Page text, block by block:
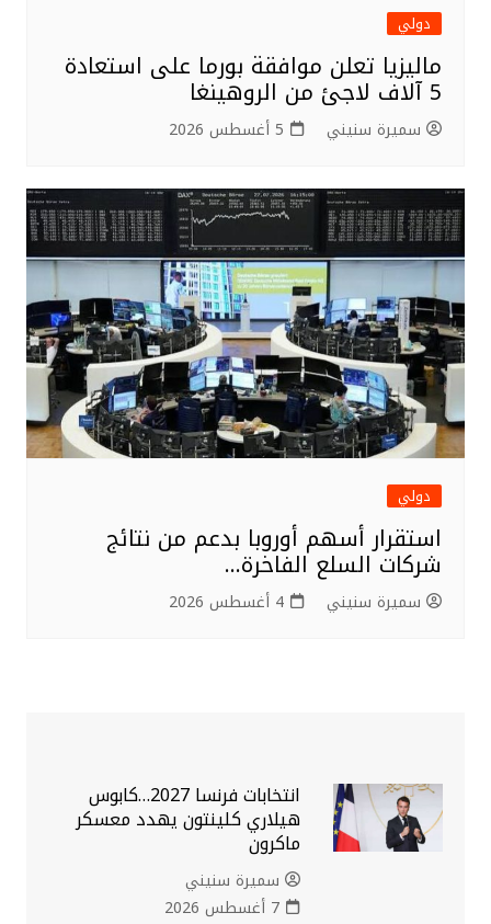
دولي
ماليزيا تعلن موافقة بورما على استعادة
5 آلاف لاجئ من الروهينغا
سميرة سنيني 5 أغسطس 2026
دولي
استقرار أسهم أوروبا بدعم من نتائج
شركات السلع الفاخرة…
سميرة سنيني 4 أغسطس 2026
انتخابات فرنسا 2027…كابوس
هيلاري كلينتون يهدد معسكر
ماكرون
سميرة سنيني
7 أغسطس 2026